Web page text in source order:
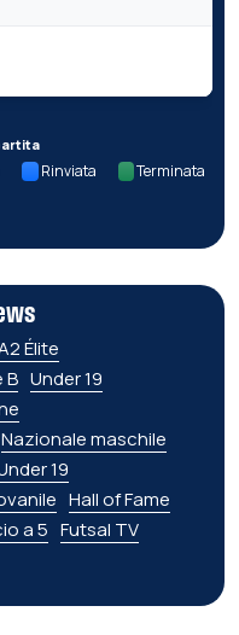
Rinviata Terminata
Élite
B Under 19
Nazionale maschile
19
Hall of Fame
a 5 Futsal TV